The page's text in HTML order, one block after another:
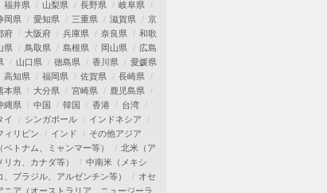
福井県
山梨県 長野県
岐阜県
岡県
愛知県 三重県 滋賀県
京
府
大阪府 兵庫県 奈良県
和歌
県
鳥取県 島根県 岡山県
広島
山口県 徳島県 香川県
愛媛県
高知県
福岡県 佐賀県
長崎県
本県
大分県 宮崎県
鹿児島県
縄県
中国 韓国 香港
台湾
イ
シンガポール
インドネシア
ィリピン
インド
その他アジア
（ベトナム、ミャンマー等）
北米（ア
リカ、カナダ等）
中南米（メキシ
、ブラジル、アルゼンチン等）
オセ
ニア（オーストラリア、ニュージーラ